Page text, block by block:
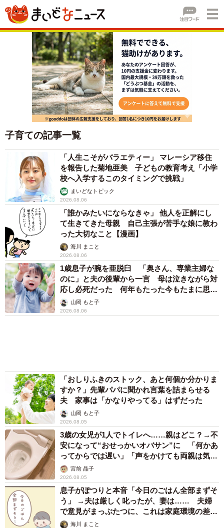
子育ての記事一覧
「人生こそがバラエティー」 マレーシア移住
を報告した菊地亜美 子どもの教育考え「小学
校へ入学するこのタイミングで挑戦」
まいどなトピック
2026.08.06
「誰かみたいにならなきゃ」 他人を正解にし
て生きてきた母親 自己主張が苦手な娘に教わ
った大切なこと【漫画】
海川 まこと
2026.08.06
1歳息子が腕を亜脱臼 「奥さん、専業主婦な
のに」と夫の後輩から一言 母は泣きながら対
応し必死だった 何年もたった今もたまに思い
出し…山岡 もと子
2026.08.06
「おしりふきのストック、あと何個か分かりま
すか？」先輩パパに聞かれ言葉を詰まらせる
夫 家事は「かなりやってる」はずだった
山岡 もと子
2026.08.05
3歳の女児が1人でトイレへ……親はどこ？→不
安になって“おせっかいオバサン”に 「何かあ
ってからでは遅い」「声をかけても両親は気づ
かぬまま」
宮前 晶子
2026.08.05
息子がぽつりと本音「今日のごはん全部まずそ
う」 →夫は厳しく叱ったが、妻は…… 夫婦
で意見がまっぷたつに、これは家庭環境の差？
【漫画】
海川 まこと